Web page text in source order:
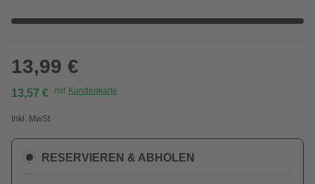
13,99 €
13,57 € mit Kundenkarte
Inkl. MwSt.
RESERVIEREN & ABHOLEN